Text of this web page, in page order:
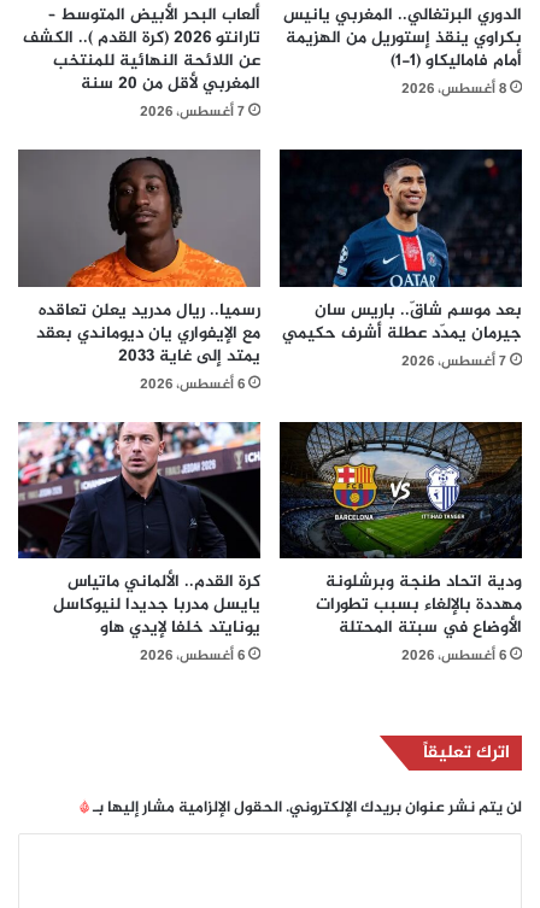
الدوري البرتغالي.. المغربي يانيس
بكراوي ينقذ إستوريل من الهزيمة
أمام فاماليكاو (1-1)
8 أغسطس، 2026
ألعاب البحر الأبيض المتوسط –
تارانتو 2026 (كرة القدم ).. الكشف
عن اللائحة النهائية للمنتخب
المغربي لأقل من 20 سنة
7 أغسطس، 2026
بعد موسم شاقّ.. باريس سان
جيرمان يمدّد عطلة أشرف حكيمي
7 أغسطس، 2026
رسميا.. ريال مدريد يعلن تعاقده
مع الإيفواري يان ديوماندي بعقد
يمتد إلى غاية 2033
6 أغسطس، 2026
ودية اتحاد طنجة وبرشلونة
مهددة بالإلغاء بسبب تطورات
الأوضاع في سبتة المحتلة
6 أغسطس، 2026
كرة القدم.. الألماني ماتياس
يايسل مدربا جديدا لنيوكاسل
يونايتد خلفا لإيدي هاو
6 أغسطس، 2026
اترك تعليقاً
لن يتم نشر عنوان بريدك الإلكتروني.الحقول الإلزامية مشار إليها بـ*